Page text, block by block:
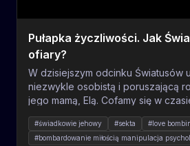
Pułapka życzliwości. Jak
ofiary?
W dzisiejszym odcinku Światusów
niezwykle osobistą i poruszającą
jego mamą, Elą. Cofamy się w
naszej gościni, aby zrozumieć, jak
katoliczka trafiła do organizacji
opowiada o swoim pierwszym
#świadkowie jehowy #sekta
#love
#bombardowanie miłością manipulacja